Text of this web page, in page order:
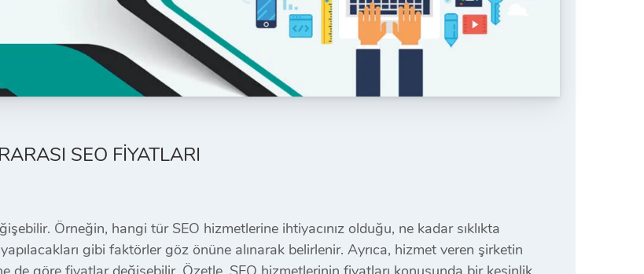
SEO FIYATLARI
Örneğin, hangi tür SEO hizmetlerine ihtiyacınız olduğu, ne kadar sıklıkta
gibi faktörler göz önüne alınarak belirlenir. Ayrıca, hizmet veren şirketin